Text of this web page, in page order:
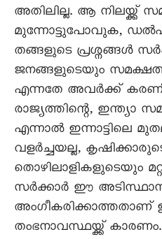
അതിലില്ല. ആ നിലയ്ക്ക്
മുന്നോട്ടുപോവുക,
തങ്ങളുടെ പ്രശ്നങ്ങൾ
ജനങ്ങളുടെയും
എന്നതേ അവർക്ക്
രാജ്യത്തിന്റെ, ഇന്ത്യാ
എന്നാൽ ഇന്നാട്ടിലെ
വളർച്ചയല്ല,
തൊഴിലാളികളുടെയും
സർക്കാർ ഈ
അംഗീകരിക്കാത്തതാണ്
തംഭനാവസ്ഥയ്ക്ക് കാരണം.